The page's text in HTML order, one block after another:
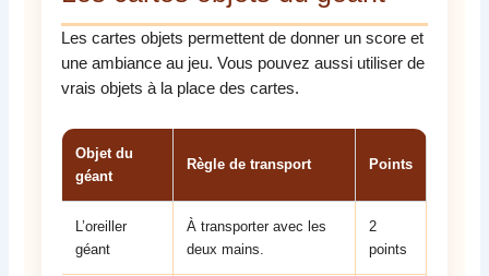
Les cartes objets permettent de donner un score et
une ambiance au jeu. Vous pouvez aussi utiliser de
vrais objets à la place des cartes.
Objet du
géant
Règle de transport Points
L’oreiller
géant
À transporter avec les
deux mains.
2
points